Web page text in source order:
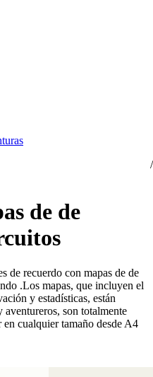
de de
de recuerdo con mapas de de
.Los mapas, que incluyen el
y estadísticas, están
aventureros, son totalmente
cualquier tamaño desde A4